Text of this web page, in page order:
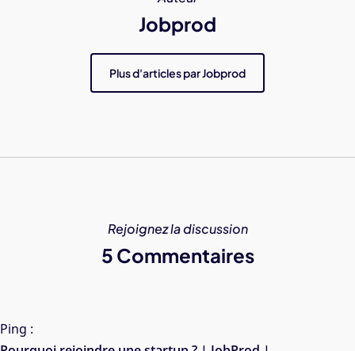
Jobprod
Plus d'articles par Jobprod
Rejoignez la discussion
5 Commentaires
Ping :